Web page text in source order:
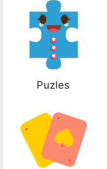
Puzles